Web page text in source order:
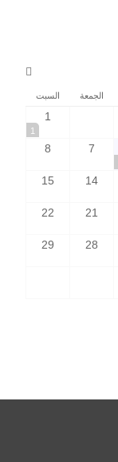
الجمعة السبت
1
1
7
8
14
15
21
22
28
29